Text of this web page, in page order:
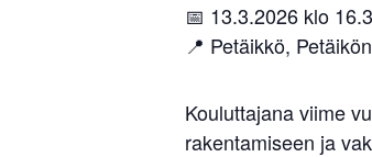
📅 13.3.2026 klo
📍 Petäikkö,
Kouluttajana viime
rakentamiseen ja